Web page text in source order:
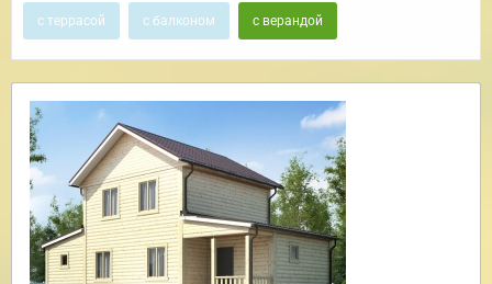
с террасой с балконом с верандой